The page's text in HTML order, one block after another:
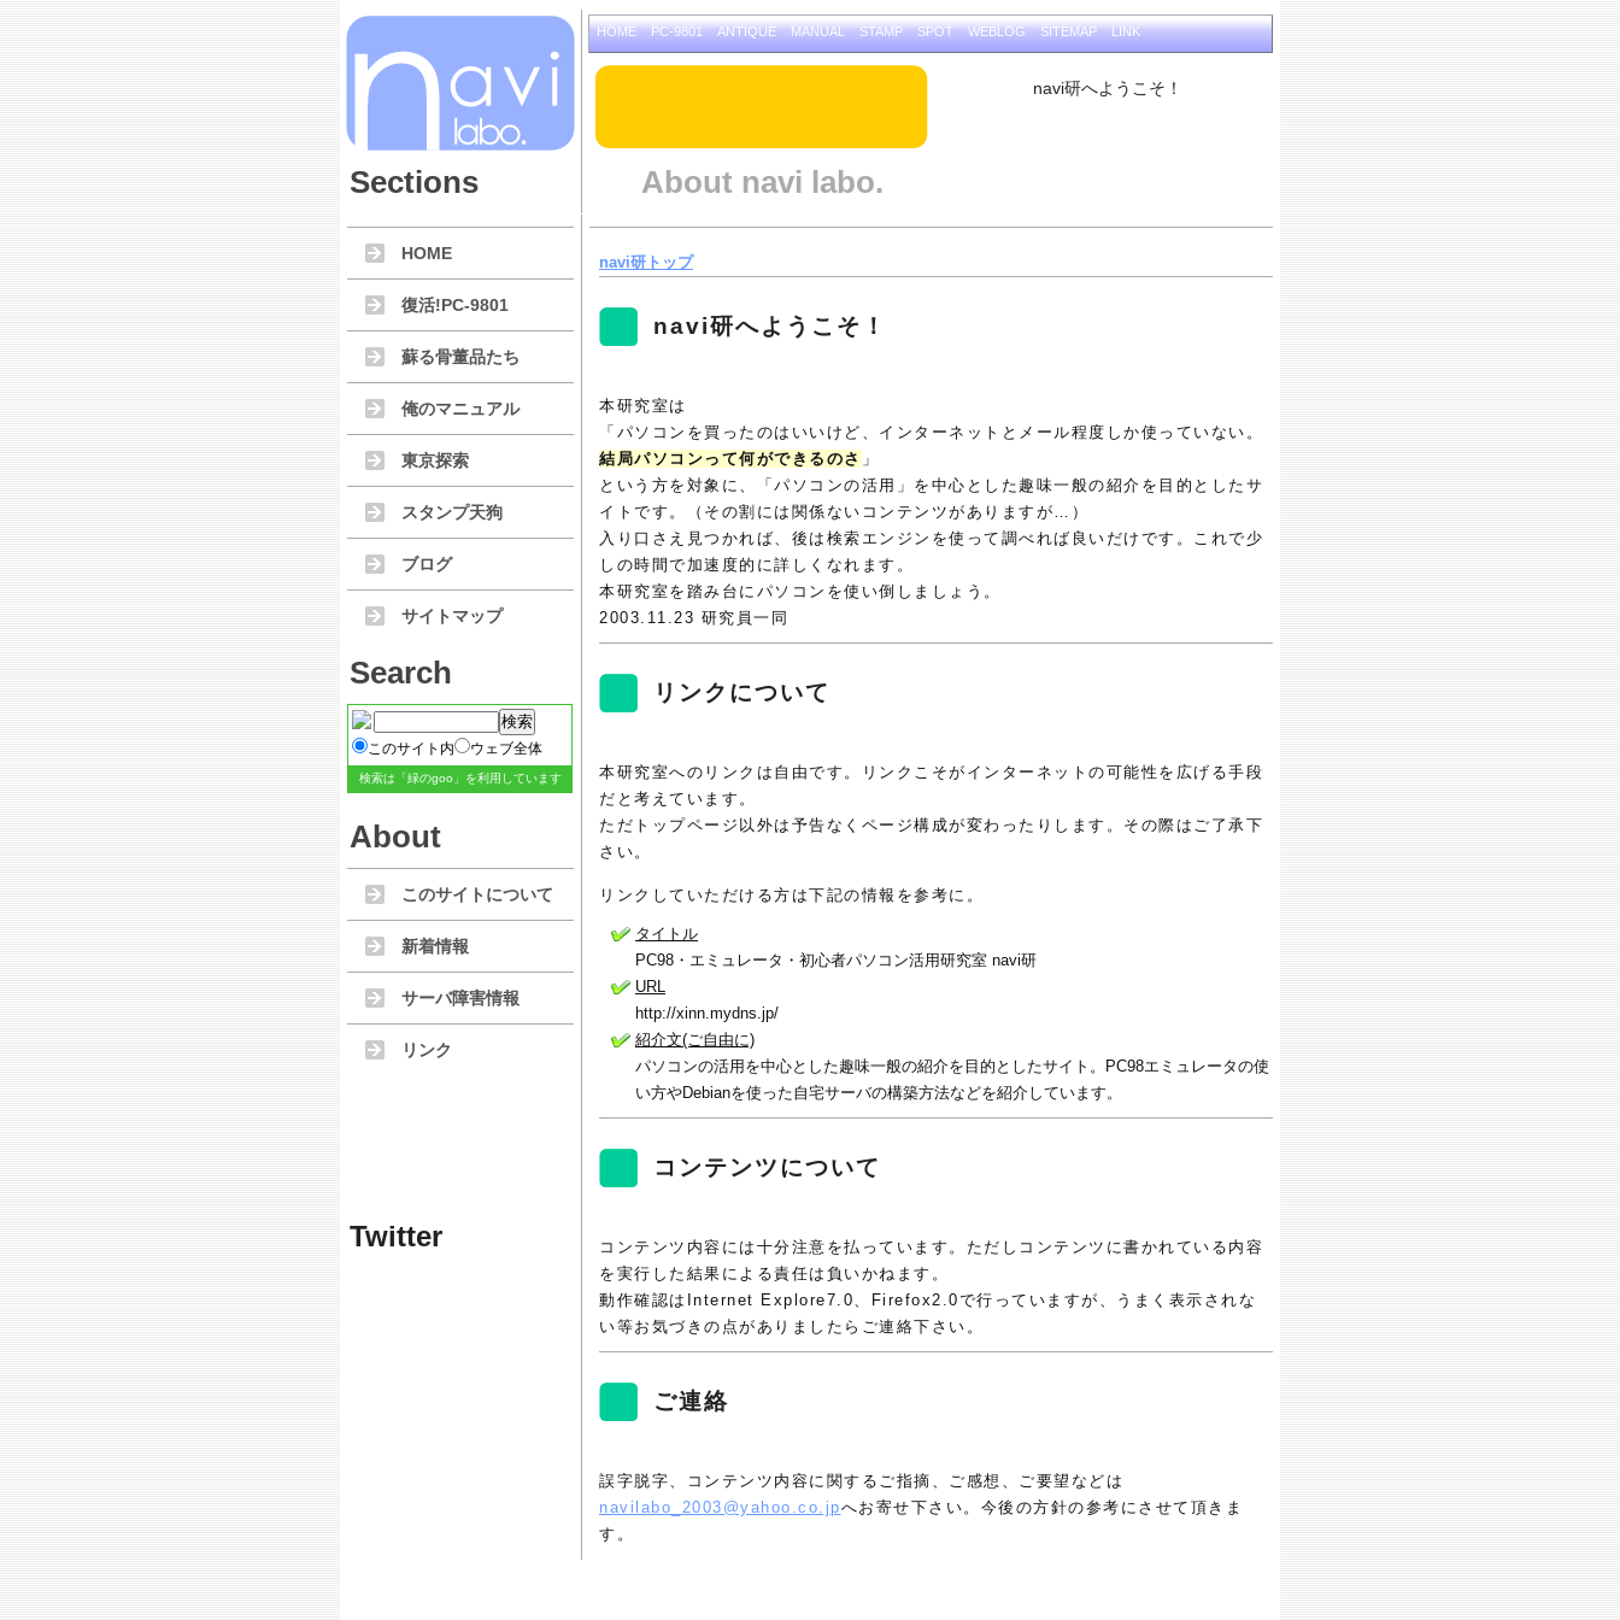
Sections
HOME PC-9801 ANTIQUE MANUAL STAMP SPOT WEBLOG SITEMAP LINK
About navi labo.
navi研へようこそ！
HOME
復活!PC-9801
蘇る骨董品たち
俺のマニュアル
東京探索
スタンプ天狗
ブログ
サイトマップ
Search
このサイト内 ウェブ全体
検索は 「緑のgoo」 を利用しています
About
このサイトについて
新着情報
サーバ障害情報
リンク
Twitter
navi研トップ
navi研へようこそ！
本研究室は
「パソコンを買ったのはいいけど、インターネットとメール程度しか使っていない。
結局パソコンって何ができるのさ 」
という方を対象に、「パソコンの活用」を中心とした趣味一般の紹介を目的としたサ
イトです。（その割には関係ないコンテンツがありますが…）
入り口さえ見つかれば、後は検索エンジンを使って調べれば良いだけです。これで少
しの時間で加速度的に詳しくなれます。
本研究室を踏み台にパソコンを使い倒しましょう。
2003.11.23 研究員一同
リンクについて
本研究室へのリンクは自由です。リンクこそがインターネットの可能性を広げる手段
だと考えています。
ただトップページ以外は予告なくページ構成が変わったりします。その際はご了承下
さい。
リンクしていただける方は下記の情報を参考に。
タイトル
PC98・エミュレータ・初心者パソコン活用研究室 navi研
URL
http://xinn.mydns.jp/
紹介文(ご自由に)
パソコンの活用を中心とした趣味一般の紹介を目的としたサイト。PC98エミュレータの使
い方やDebianを使った自宅サーバの構築方法などを紹介しています。
コンテンツについて
コンテンツ内容には十分注意を払っています。ただしコンテンツに書かれている内容
を実行した結果による責任は負いかねます。
動作確認はInternet Explore7.0、Firefox2.0で行っていますが、うまく表示されな
い等お気づきの点がありましたらご連絡下さい。
ご連絡
誤字脱字、コンテンツ内容に関するご指摘、ご感想、ご要望などは
navilabo_2003@yahoo.co.jpへお寄せ下さい。今後の方針の参考にさせて頂きま
す。